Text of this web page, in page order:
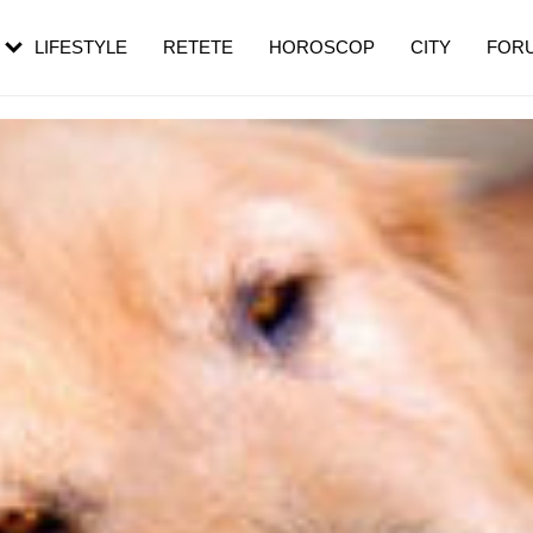
LIFESTYLE RETETE HOROSCOP CITY
în vârstă
de dureroasă este investigația